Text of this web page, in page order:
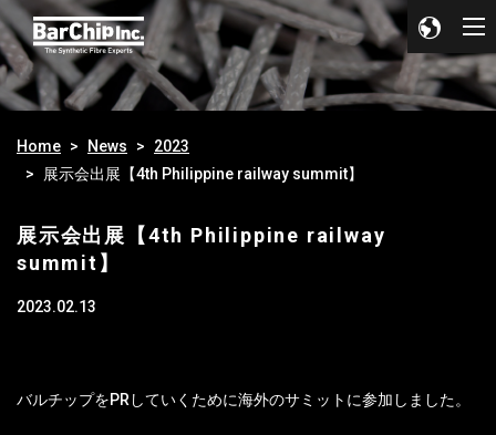
Home News
2023
展示会出展【4th Philippine railway summit】
展示会出展【4th Philippine railway
summit】
2023.02.13
バルチップをPRしていくために海外のサミットに参加しました。